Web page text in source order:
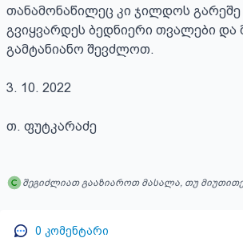
თანამონაწილეც კი ჯილდოს
გვიყვარდეს ბედნიერი თვალები და
გამტანიანო შევძლოთ.
3. 10. 2022
თ. ფუტკარაძე
შეგიძლიათ გააზიაროთ მასალა, თუ
0 კომენტარი